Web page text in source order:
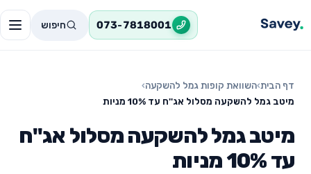
073-7818001 חיפוש
דף הבית›השוואת קופות גמל להשקעה›
מיטב גמל להשקעה מסלול אג''ח עד 10% מניות
מיטב גמל להשקעה מסלול אג''ח
עד 10% מניות